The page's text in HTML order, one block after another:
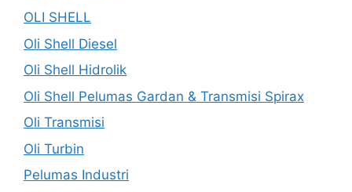
OLI SHELL
Oli Shell Diesel
Oli Shell Hidrolik
Oli Shell Pelumas Gardan & Transmisi Spirax
Oli Transmisi
Oli Turbin
Pelumas Industri